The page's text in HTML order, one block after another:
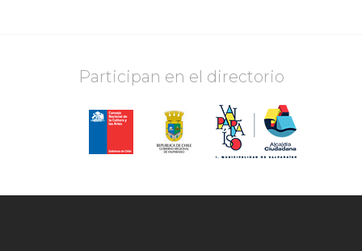
Participan en el directorio